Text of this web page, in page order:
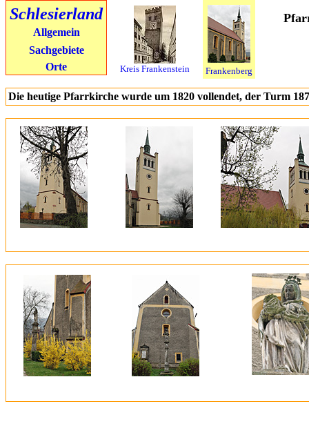
Frankenberg
Kreis Frankenstein
Schlesierland
Allgemein
Sachgebiete
Orte
Die heutige Pfarrkirche wurde um 1820 vollendet, der Turm